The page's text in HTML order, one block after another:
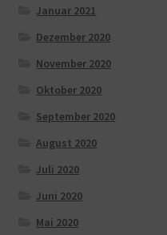
Januar 2021
Dezember 2020
November 2020
Oktober 2020
September 2020
August 2020
Juli 2020
Juni 2020
Mai 2020